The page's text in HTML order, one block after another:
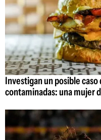
Investigan un posible
contaminadas: una mujer